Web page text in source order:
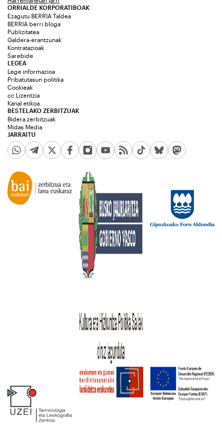
ORRIALDE KORPORATIBOAK
Ezagutu BERRIA Taldea
BERRIA berri bloga
Publizitatea
Galdera-erantzunak
Kontratazioak
Sarebide
JARRAITU
LEGEA
Lege informazioa
Pribatutasun politika
Cookieak
cc Lizentzia
Kanal etikoa
BESTELAKO ZERBITZUAK
Bidera zerbitzuak
Midas Media